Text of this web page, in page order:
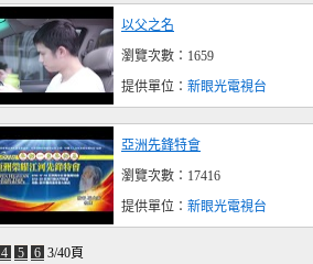
以父之名
瀏覽次數：1659
提供單位： 新眼光電視台
亞洲先鋒特會
瀏覽次數：17416
提供單位： 新眼光電視台
4 5 6 3/40頁